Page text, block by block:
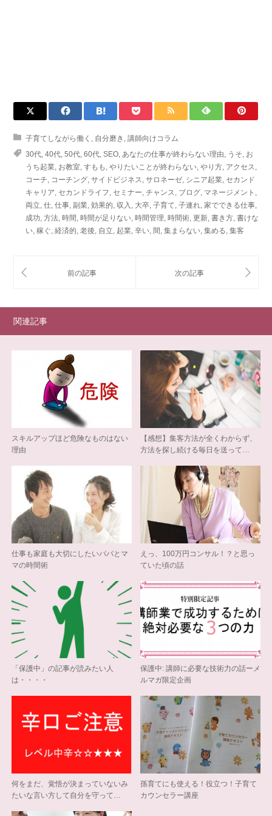
子育てしながら働く , 自分磨き , 講師向けコラム
30代, 40代, 50代, 60代, SEO, あなたの仕事が終わらない理由, うそ, お
うち起業, お教室, すもも , やりたいことが終わらない, やり方, アクセス,
コーチ, コーチング, サイドビジネス, サロネーゼ, シニア起業, セカンド
キャリア, セカンドライフ, セミナー, チャンス, ブログ, マネージメント ,
両立, 仕, 仕事, 副業, 効果的, 収入 , 大卒, 子育て, 子連れ, 家でできる仕事,
成功, 方法, 時間, 時間が足りない, 時間管理, 時間術, 更新, 書き方, 書けな
い, 稼ぐ, 経済的, 老後, 自立, 起業, 辛い, 間, 集まらない, 集める, 集客
関連記事
スキルアップほど危険なものはない
理由
【感想】集客方法が全くわからず、
方法を探し続ける毎日を送って…
仕事も家庭も大切にしたいパパとマ
マの時間術
えっ、100万円コンサル！？と思っ
ていた頃の話
「保護中」の記事が読みたい人
は・・・・
保護中: 講師に必要な技術力の話ーメ
ルマガ限定企画
何をまだ、覚悟が決まっていないみ
たいな言い方して自分を守って…
孫育てにも使える！役立つ！子育て
カウンセラー講座